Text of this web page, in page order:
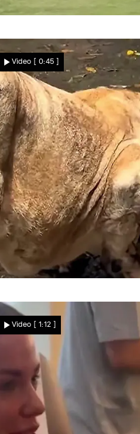
Naturgewalt am
Matterhorn! Sturzflut reißt
Brücke mit
Nachrichten
Kurz nach der Geburt!
Tigerbaby rollt ins
Löwengehege –
Raubkatzen reagieren SO
Nachrichten
Video [ 0:45 ]
Video [ 1:12 ]